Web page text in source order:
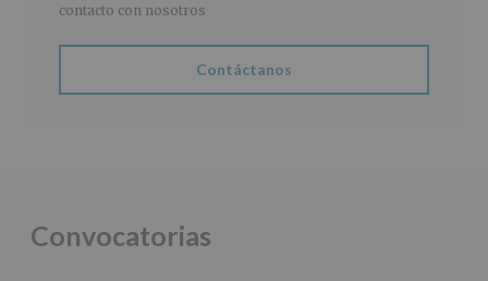
contacto con nosotros
Contáctanos
Convocatorias